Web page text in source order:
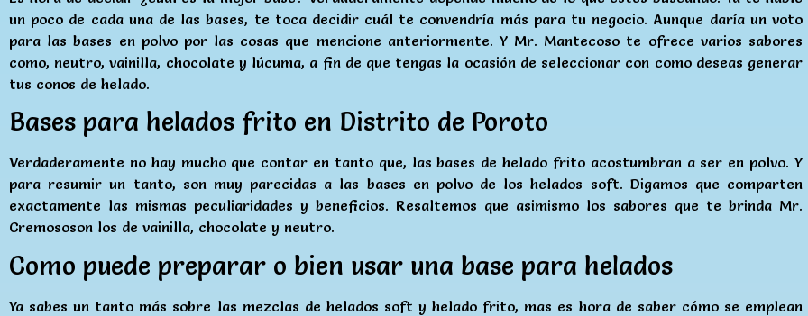
un poco de cada una de las bases, te toca decidir cuál te convendría más para tu negocio. Aunque daría un voto
para las bases en polvo por las cosas que mencione anteriormente. Y Mr. Mantecoso te ofrece varios sabores
como, neutro, vainilla, chocolate y lúcuma, a fin de que tengas la ocasión de seleccionar con como deseas generar
tus conos de helado.
Bases para helados frito en Distrito de Poroto
Verdaderamente no hay mucho que contar en tanto que, las bases de helado frito acostumbran a ser en polvo. Y
para resumir un tanto, son muy parecidas a las bases en polvo de los helados soft. Digamos que comparten
exactamente las mismas peculiaridades y beneficios. Resaltemos que asimismo los sabores que te brinda Mr.
Cremososon los de vainilla, chocolate y neutro.
Como puede preparar o bien usar una base para helados
Ya sabes un tanto más sobre las mezclas de helados soft y helado frito, mas es hora de saber cómo se emplean